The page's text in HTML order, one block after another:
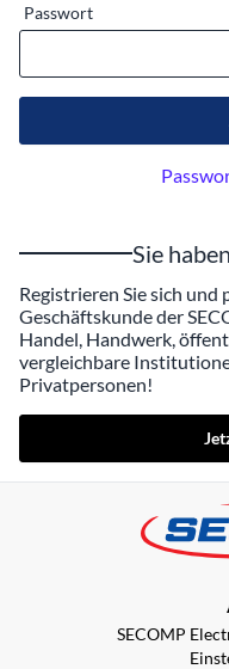
Passwort
Sie
Registrieren Sie sich
Geschäftskunde der
Handel, Handwerk,
vergleichbare
Privatpersonen!
SECOMP